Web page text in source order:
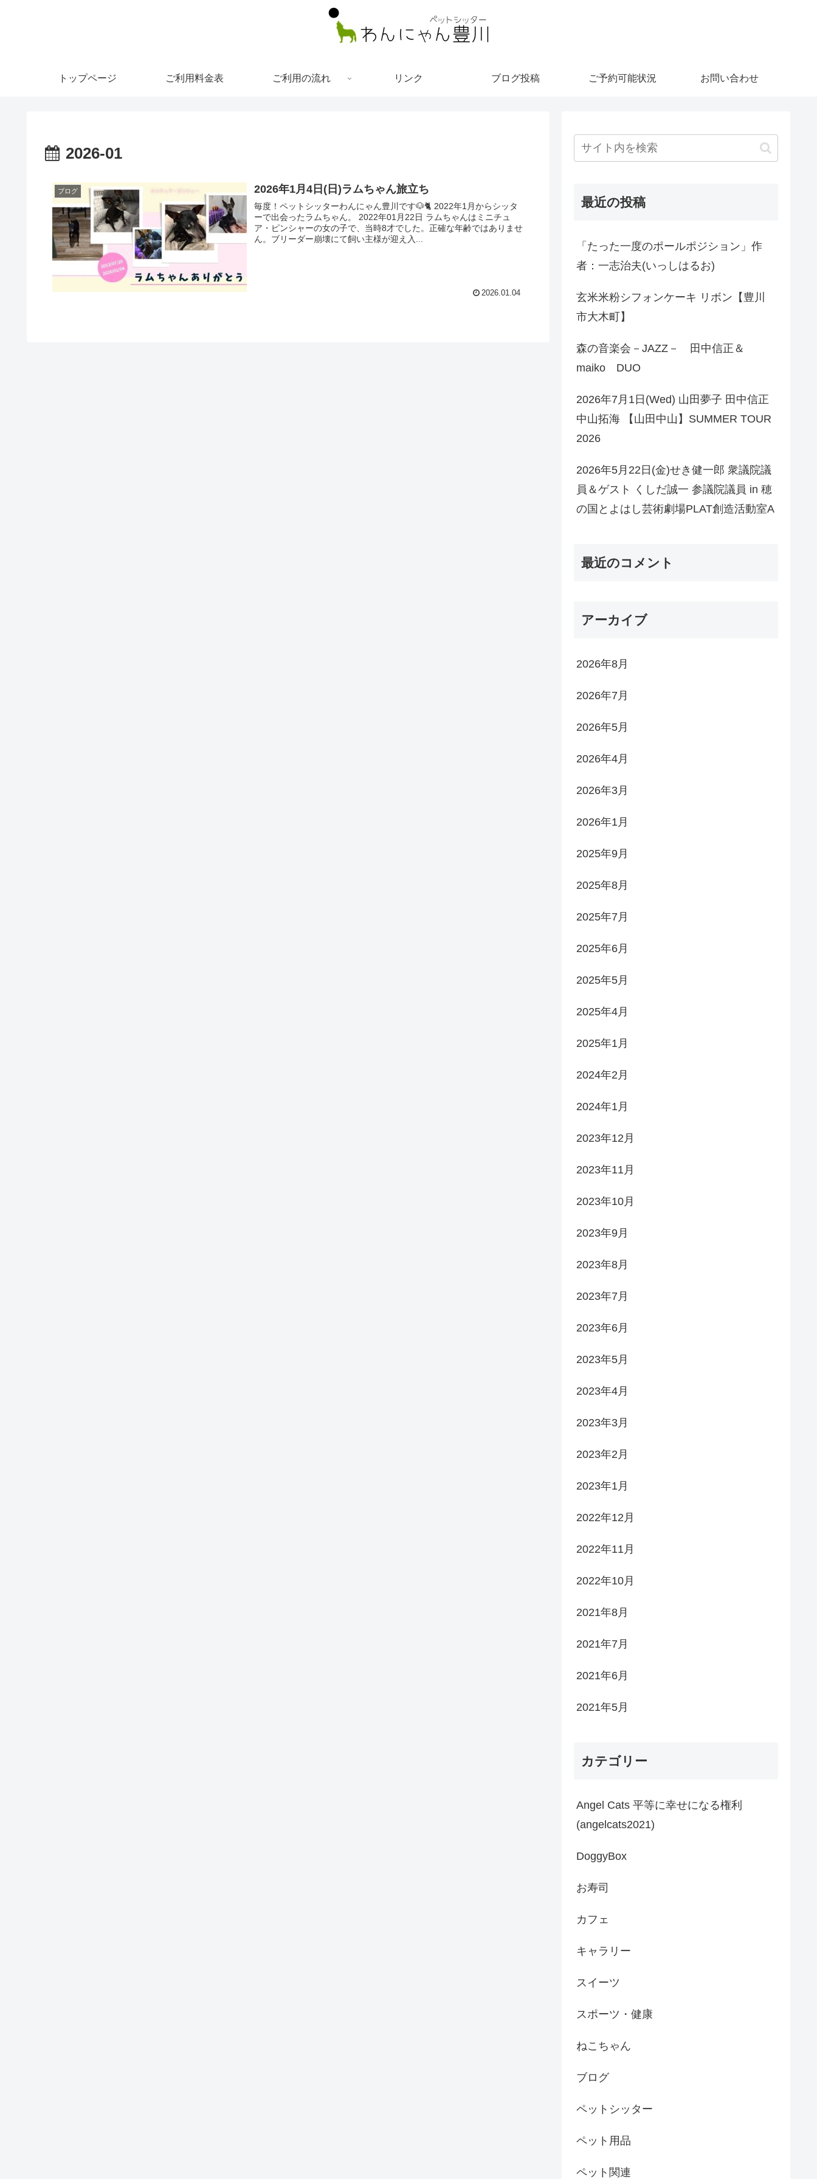
トップページ ご利用料金表 ご利用の流れ リンク ブログ投稿 ご予約可能状況 お問い合わせ
2026-01
ブログ 2026年1月4日(日)ラムちゃん旅立ち
毎度！ペットシッターわんにゃん豊川です🐶🐈 2022年1月からシッタ
ーで出会ったラムちゃん。 2022年01月22日 ラムちゃんはミニチュ
ア・ピンシャーの女の子で、当時8才でした。正確な年齢ではありませ
ん。ブリーダー崩壊にて飼い主様が迎え入...
2026.01.04
最近の投稿
「たった一度のポールポジション」作
者：一志治夫(いっしはるお)
玄米米粉シフォンケーキ リボン【豊川
市大木町】
森の音楽会－JAZZ－ 田中信正＆
maiko DUO
2026年7月1日(Wed) 山田夢子 田中信正
中山拓海 【山田中山】SUMMER TOUR
2026
2026年5月22日(金)せき健一郎 衆議院議
員＆ゲスト くしだ誠一 参議院議員 in 穂
の国とよはし芸術劇場PLAT創造活動室A
最近のコメント
アーカイブ
2026年8月
2026年7月
2026年5月
2026年4月
2026年3月
2026年1月
2025年9月
2025年8月
2025年7月
2025年6月
2025年5月
2025年4月
2025年1月
2024年2月
2024年1月
2023年12月
2023年11月
2023年10月
2023年9月
2023年8月
2023年7月
2023年6月
2023年5月
2023年4月
2023年3月
2023年2月
2023年1月
2022年12月
2022年11月
2022年10月
2021年8月
2021年7月
2021年6月
2021年5月
カテゴリー
Angel Cats 平等に幸せになる権利
(angelcats2021)
DoggyBox
お寿司
カフェ
キャラリー
スイーツ
スポーツ・健康
ねこちゃん
ブログ
ペットシッター
ペット用品
ペット関連